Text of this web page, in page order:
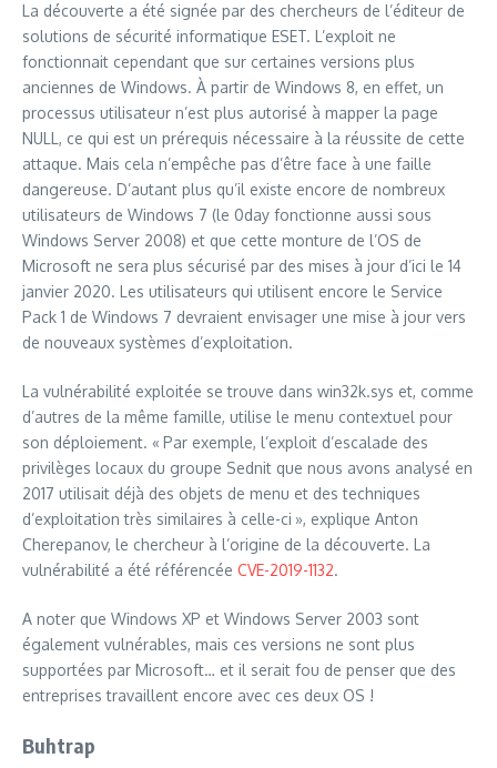
La découverte a été signée par des chercheurs de l’éditeur de
solutions de sécurité informatique ESET. L’exploit ne
fonctionnait cependant que sur certaines versions plus
anciennes de Windows. À partir de Windows 8, en effet, un
processus utilisateur n’est plus autorisé à mapper la page
NULL, ce qui est un prérequis nécessaire à la réussite de cette
attaque. Mais cela n’empêche pas d’être face à une faille
dangereuse. D’autant plus qu’il existe encore de nombreux
utilisateurs de Windows 7 (le 0day fonctionne aussi sous
Windows Server 2008) et que cette monture de l’OS de
Microsoft ne sera plus sécurisé par des mises à jour d’ici le 14
janvier 2020. Les utilisateurs qui utilisent encore le Service
Pack 1 de Windows 7 devraient envisager une mise à jour vers
de nouveaux systèmes d’exploitation.
La vulnérabilité exploitée se trouve dans win32k.sys et, comme
d’autres de la même famille, utilise le menu contextuel pour
son déploiement. « Par exemple, l’exploit d’escalade des
privilèges locaux du groupe Sednit que nous avons analysé en
2017 utilisait déjà des objets de menu et des techniques
d’exploitation très similaires à celle-ci », explique Anton
Cherepanov, le chercheur à l’origine de la découverte. La
vulnérabilité a été référencée CVE-2019-1132.
A noter que Windows XP et Windows Server 2003 sont
également vulnérables, mais ces versions ne sont plus
supportées par Microsoft… et il serait fou de penser que des
entreprises travaillent encore avec ces deux OS !
Buhtrap